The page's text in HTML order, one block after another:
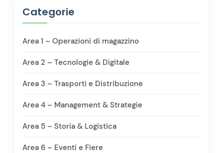
Categorie
Area 1 – Operazioni di magazzino
Area 2 – Tecnologie & Digitale
Area 3 – Trasporti e Distribuzione
Area 4 – Management & Strategie
Area 5 – Storia & Logistica
Area 6 – Eventi e Fiere